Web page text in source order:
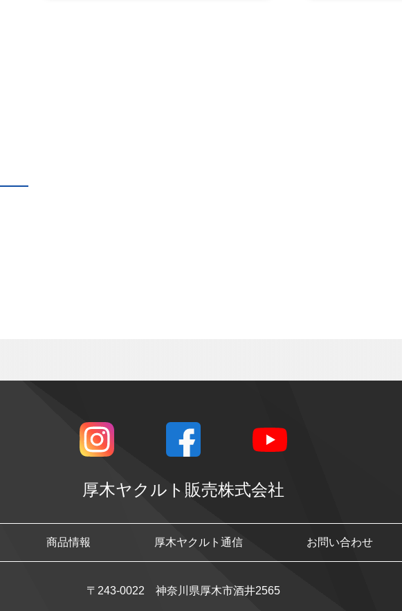
厚木ヤクルト販売株式会社
商品情報 厚木ヤクルト通信 お問い合わせ
〒243-0022 神奈川県厚木市酒井2565